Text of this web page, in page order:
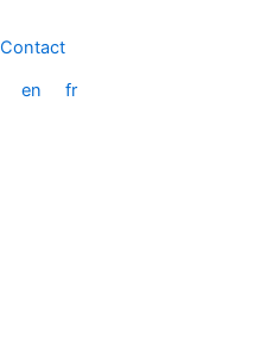
au
Contact
en fr